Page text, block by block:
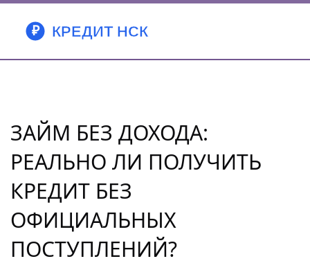
ЗАЙМ БЕЗ ДОХОДА:
РЕАЛЬНО ЛИ ПОЛУЧИТЬ
КРЕДИТ БЕЗ
ОФИЦИАЛЬНЫХ
ПОСТУПЛЕНИЙ?